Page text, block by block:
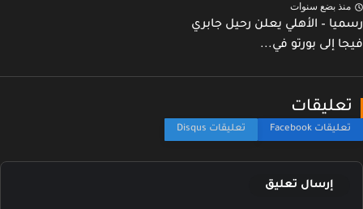
بضع سنوات
– الأهلي يعلن رحيل جابري
إلى بورتو في...
إرسال تعليق